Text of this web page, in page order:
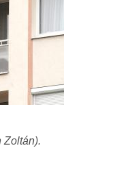
Zoltán).